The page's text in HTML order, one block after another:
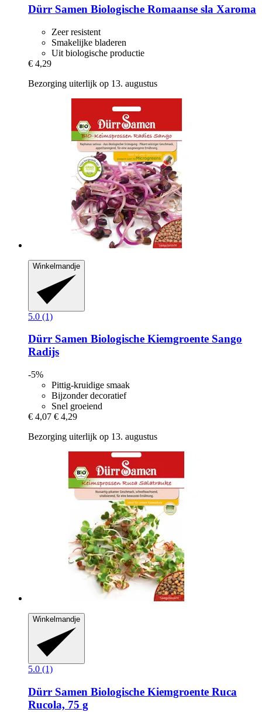
Dürr Samen Biologische Romaanse sla Xaroma
Zeer resistent
Smakelijke bladeren
Uit biologische productie
€ 4,29
Bezorging uiterlijk op 13. augustus
Winkelmandje
5.0 (1)
Dürr Samen Biologische Kiemgroente Sango
Radijs
-5%
Pittig-kruidige smaak
Bijzonder decoratief
Snel groeiend
€ 4,07 € 4,29
Bezorging uiterlijk op 13. augustus
Winkelmandje
5.0 (1)
Dürr Samen Biologische Kiemgroente Ruca
Rucola, 75 g